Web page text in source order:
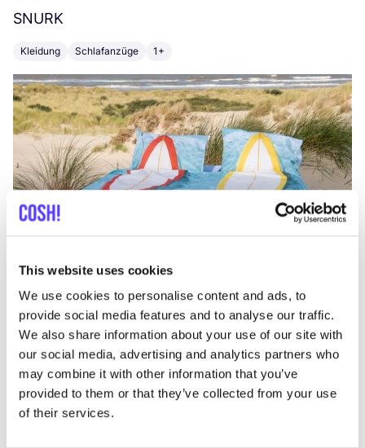
This website uses cookies
We use cookies to personalise content and ads, to
provide social media features and to analyse our traffic.
We also share information about your use of our site with
our social media, advertising and analytics partners who
may combine it with other information that you’ve
provided to them or that they’ve collected from your use
of their services.
SNURK
Kleidung Schlafanzüge 1+